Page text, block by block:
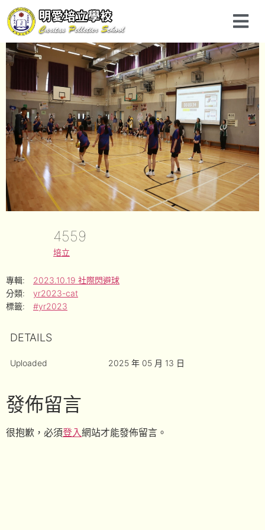
4559
培立
專輯:
2023.10.19 社際閃避球
分類:
yr2023-cat
標籤:
#yr2023
DETAILS
Uploaded 2025 年 05 月 13 日
發佈留言
很抱歉，必須登入網站才能發佈留言。